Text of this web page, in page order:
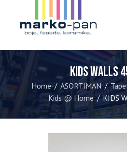
KIDS WALLS
Home / ASORTIMAN /
Kids @ Home / KIDS